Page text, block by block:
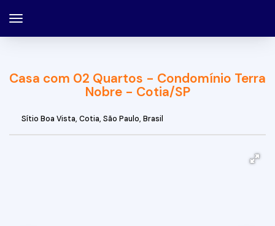
Casa com 02 Quartos - Condomínio Terra
Nobre - Cotia/SP
Sítio Boa Vista, Cotia, São Paulo, Brasil